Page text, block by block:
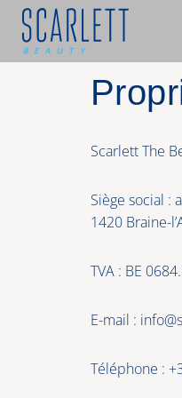
Aller
Scarlett The
Siège social :
1420 Braine-
TVA : BE
E-mail :
Téléphone :